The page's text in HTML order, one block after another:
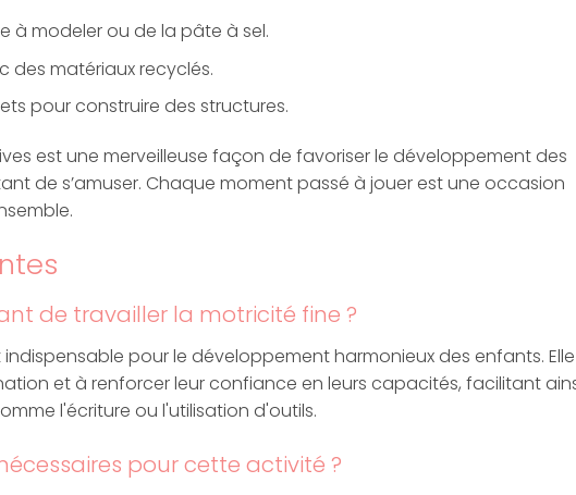
à modeler ou de la pâte à sel.
des matériaux recyclés.
pour construire des structures.
est une merveilleuse façon de favoriser le développement des
de s’amuser. Chaque moment passé à jouer est une occasion
de travailler la motricité fine ?
pour le développement harmonieux des enfants. Elle
et à renforcer leur confiance en leurs capacités, facilitant
l'écriture ou l'utilisation d'outils.
pour cette activité ?